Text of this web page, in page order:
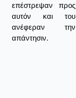
επέστρεψαν προς
αυτόν και του
ανέφεραν την
απάντησιν.